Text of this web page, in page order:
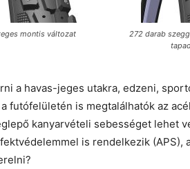
montis változat
272 darab
a havas-jeges utakra, edzeni,
futófelületén is megtalálhatók az
kanyarvételi sebességet lehet
is rendelkezik (APS),